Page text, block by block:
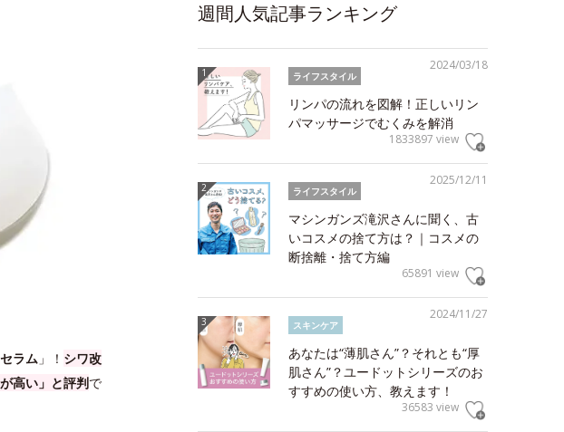
ラム 」！ シワ改
高い」と評判で
週間人気記事ランキング
2024/03/18
ライフスタイル
リンパの流れを図解！正しいリン
パマッサージでむくみを解消
1833897 view
2025/12/11
ライフスタイル
マシンガンズ滝沢さんに聞く、古
いコスメの捨て方は？｜コスメの
断捨離・捨て方編
65891 view
2024/11/27
スキンケア
あなたは“薄肌さん”？それとも“厚
肌さん”？ユードットシリーズのお
すすめの使い方、教えます！
36583 view